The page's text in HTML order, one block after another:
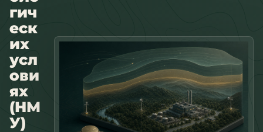
гич
еск
их
усл
ови
ях
(НМ
У)